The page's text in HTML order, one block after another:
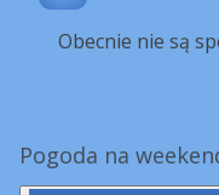
Obecnie nie są
Pogoda na